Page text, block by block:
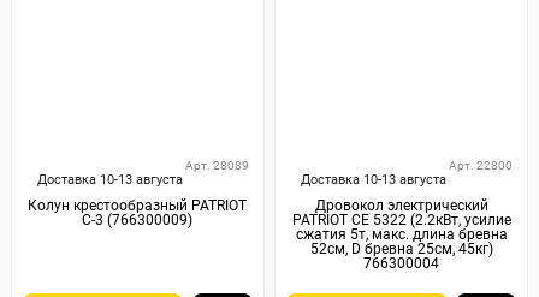
Доставка 10-13 августа
Арт. 28089
Колун крестообразный PATRIOT
С-3 (766300009)
Доставка 10-13 августа
Арт. 22800
Дровокол электрический
PATRIOT CE 5322 (2.2кВт, усилие
сжатия 5т, макс. длина бревна
52см, D бревна 25см, 45кг)
766300004